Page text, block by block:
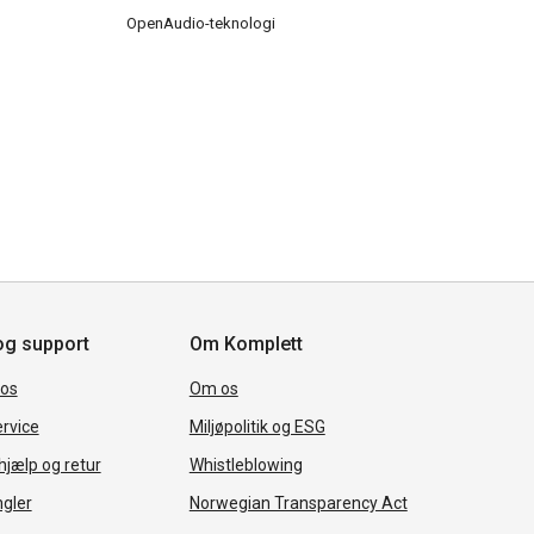
OpenAudio-teknologi
support
og retur
Om Komplett
Om os
Miljøpolitik og ESG
Whistleblowing
Norwegian Transparency Act